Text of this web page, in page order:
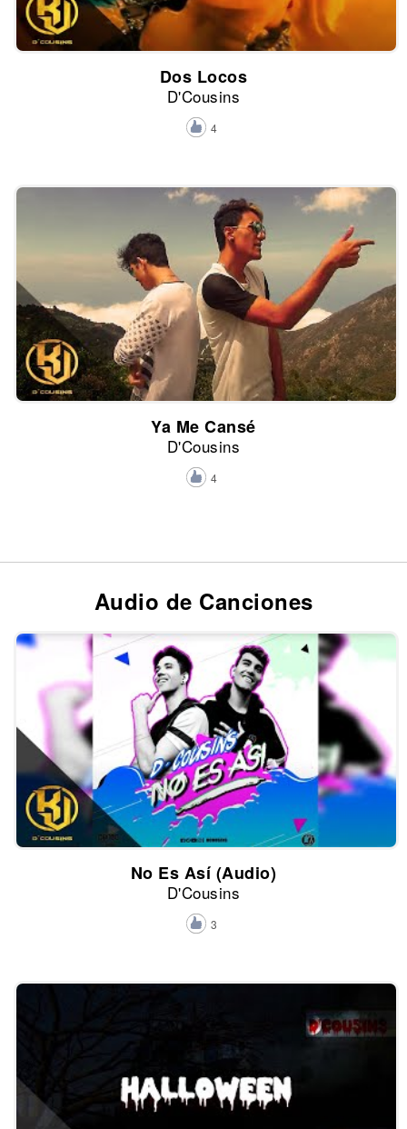
Dos Locos
D'Cousins
4
Ya Me Cansé
D'Cousins
4
Audio de Canciones
No Es Así (Audio)
D'Cousins
3